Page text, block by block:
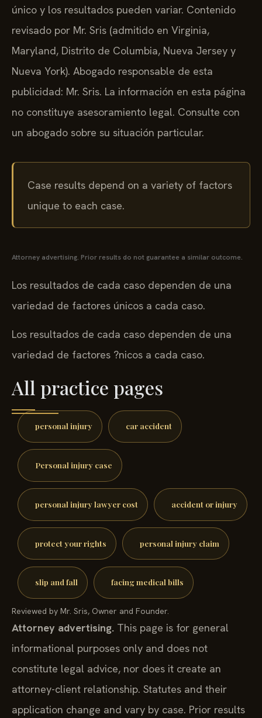
único y los resultados pueden variar. Contenido
revisado por Mr. Sris (admitido en Virginia,
Maryland, Distrito de Columbia, Nueva Jersey y
Nueva York). Abogado responsable de esta
publicidad: Mr. Sris. La información en esta página
no constituye asesoramiento legal. Consulte con
un abogado sobre su situación particular.
Case results depend on a variety of factors
unique to each case.
Attorney advertising. Prior results do not guarantee a similar outcome.
Los resultados de cada caso dependen de una
variedad de factores únicos a cada caso.
Los resultados de cada caso dependen de una
variedad de factores ?nicos a cada caso.
All practice pages
personal injury car accident
Personal injury case
personal injury lawyer cost accident or injury
protect your rights personal injury claim
slip and fall facing medical bills
Reviewed by Mr. Sris, Owner and Founder.
Attorney advertising. This page is for general
informational purposes only and does not
constitute legal advice, nor does it create an
attorney-client relationship. Statutes and their
application change and vary by case. Prior results